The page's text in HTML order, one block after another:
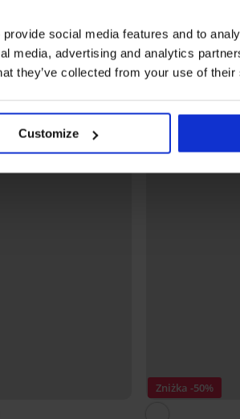
social media features and to
media, advertising and analytics
they’ve collected from your use of
Customize
nieusztywniany
Elvira
zł
zł
kod:
Biustonosz
DIVA by IVA
184,99 zł
podobne produkty
Zniżka -50%